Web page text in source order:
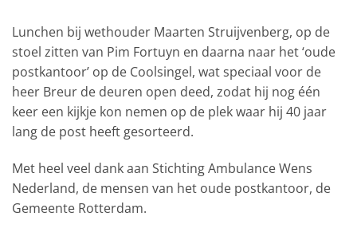
Lunchen bij wethouder Maarten Struijvenberg, op de
stoel zitten van Pim Fortuyn en daarna naar het ‘oude
postkantoor’ op de Coolsingel, wat speciaal voor de
heer Breur de deuren open deed, zodat hij nog één
keer een kijkje kon nemen op de plek waar hij 40 jaar
lang de post heeft gesorteerd.
Met heel veel dank aan Stichting Ambulance Wens
Nederland, de mensen van het oude postkantoor, de
Gemeente Rotterdam.